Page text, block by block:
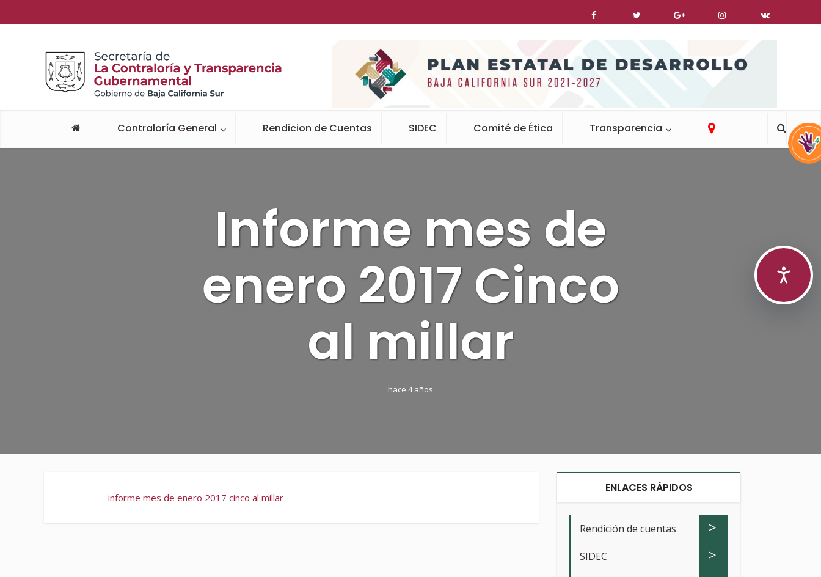
Contraloría General Rendicion de Cuentas SIDEC Comité de Ética Transparencia
Informe mes de
enero 2017 Cinco
al millar
hace 4 años
informe mes de enero 2017 cinco al millar
ENLACES RÁPIDOS
Rendición de cuentas >
SIDEC >